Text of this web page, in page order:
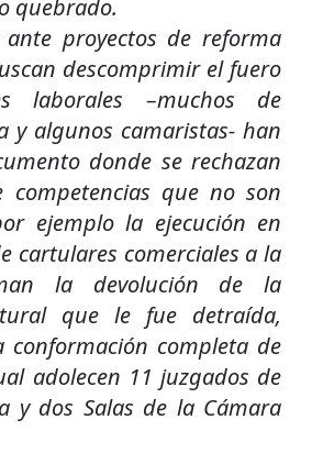
quebrado.
ante proyectos de reforma
descomprimir el fuero
laborales –muchos de
y algunos camaristas- han
donde se rechazan
competencias que no son
ejemplo la ejecución en
cartulares comerciales a la
la devolución de la
que le fue detraída,
conformación completa de
adolecen 11 juzgados de
y dos Salas de la Cámara